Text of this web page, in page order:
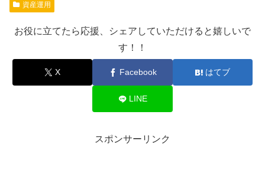
資産運用
お役に立てたら応援、シェアしていただけると嬉しいで
す！！
X Facebook はてブ
LINE
スポンサーリンク